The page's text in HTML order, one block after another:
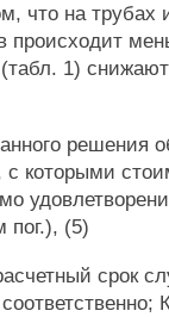
что на трубах
происходит
1)
решения
которыми
(5)
срок